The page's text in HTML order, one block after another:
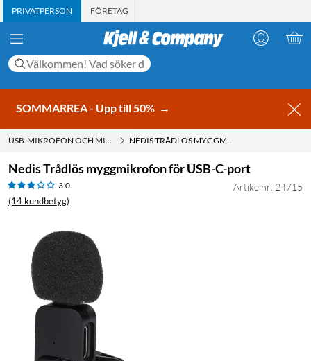
PRIVATPERSON FÖRETAG
SOMMARREA - Upp till 50% →
USB-MIKROFON OCH MIKROFON TILL DATOR NEDIS TRÅDLÖS MYGGMIKROFON FÖR USB-C-PORT
Nedis Trådlös myggmikrofon för USB-C-port
3.0
(14 kundbetyg)
Artikelnr: 24715